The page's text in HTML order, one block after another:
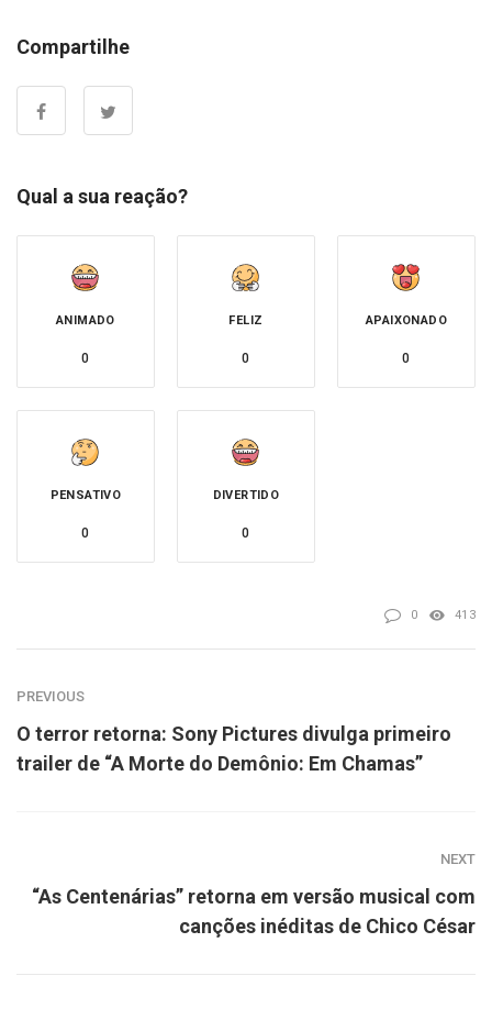
Compartilhe
Qual a sua reação?
ANIMADO
0
FELIZ
0
APAIXONADO
0
PENSATIVO
0
DIVERTIDO
0
0 413
PREVIOUS
O terror retorna: Sony Pictures divulga primeiro
trailer de “A Morte do Demônio: Em Chamas”
NEXT
“As Centenárias” retorna em versão musical com
canções inéditas de Chico César